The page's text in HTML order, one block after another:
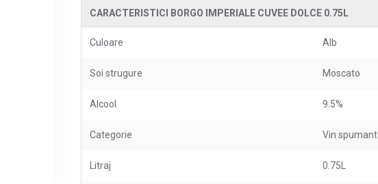
CARACTERISTICI BORGO IMPERIALE CUVEE DOLCE 0.75L
Culoare Alb
Soi strugure Moscato
Alcool 9.5%
Categorie Vin spumant
Litraj 0.75L